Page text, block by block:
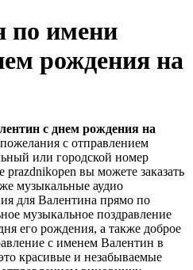
по имени
рождения на
с днем рождения на
с отправлением
или городской номер
вы можете заказать
музыкальные аудио
для Валентина прямо по
музыкальное поздравление
его рождения, а также доброе
с именем Валентин в
красивые и незабываемые